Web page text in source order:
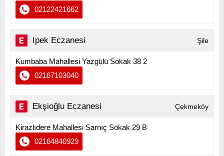
02122421662
Ipek Eczanesi Şile
Kumbaba Mahallesi Yazgülü Sokak 38 2
02167103040
Ekşioğlu Eczanesi Çekmeköy
Kirazlıdere Mahallesi Sarnıç Sokak 29 B
02164840929